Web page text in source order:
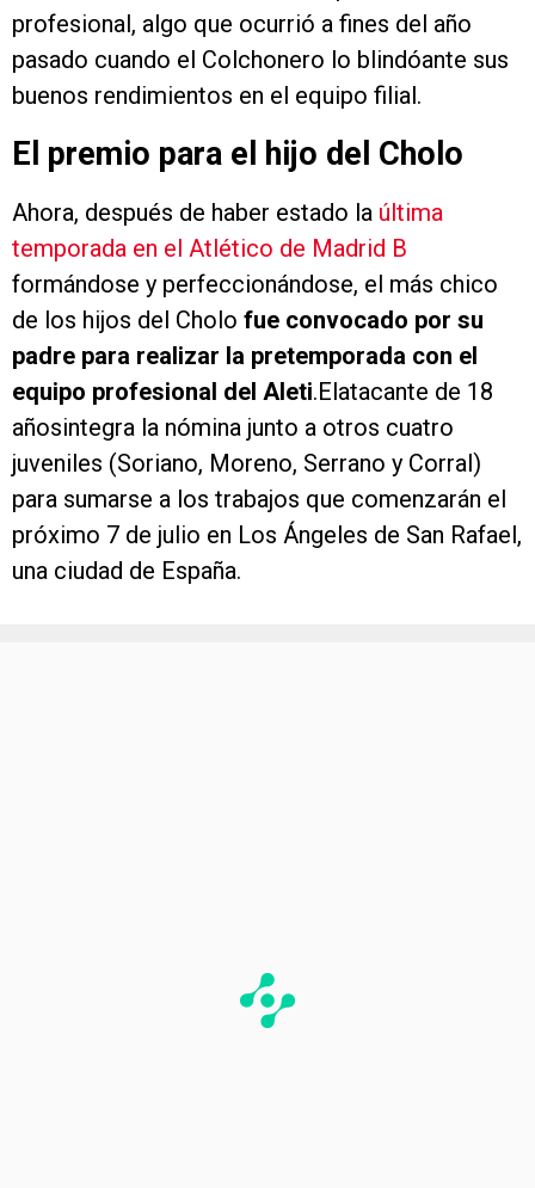
profesional, algo que ocurrió a fines del año
pasado cuando el Colchonero lo blindóante sus
buenos rendimientos en el equipo filial.
El premio para el hijo del Cholo
Ahora, después de haber estado la última
temporada en el Atlético de Madrid B
formándose y perfeccionándose, el más chico
de los hijos del Cholo fue convocado por su
padre para realizar la pretemporada con el
equipo profesional del Aleti.Elatacante de 18
añosintegra la nómina junto a otros cuatro
juveniles (Soriano, Moreno, Serrano y Corral)
para sumarse a los trabajos que comenzarán el
próximo 7 de julio en Los Ángeles de San Rafael,
una ciudad de España.